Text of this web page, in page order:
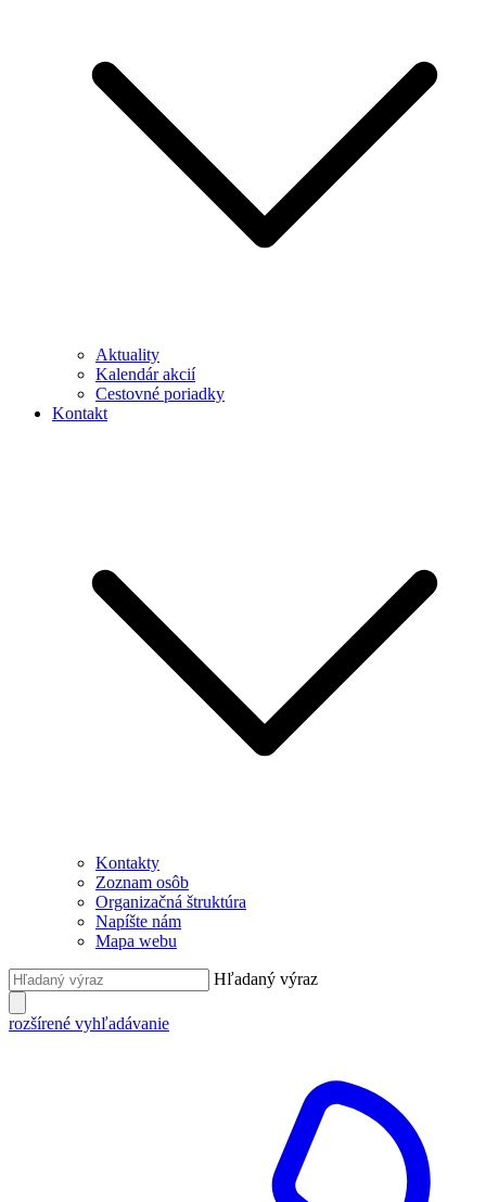
Aktuality
Kalendár akcií
Cestovné poriadky
Kontakt
Kontakty
Zoznam osôb
Organizačná štruktúra
Napíšte nám
Mapa webu
Hľadaný výraz
rozšírené vyhľadávanie